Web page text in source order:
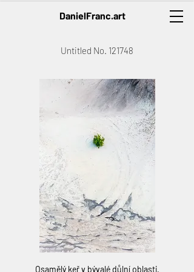
DanielFranc.art
Untitled No. 121748
Osamělý keř v bývalé důlní oblasti.